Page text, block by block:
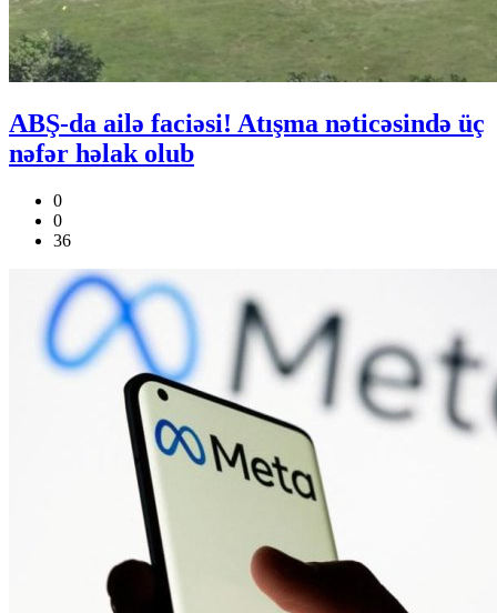
ABŞ-da ailə faciəsi! Atışma nəticəsində üç
nəfər həlak olub
0
0
36